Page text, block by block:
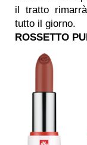
il tratto
tutto il giorno.
ROSSETTO